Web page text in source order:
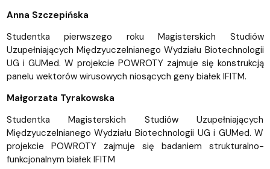
Anna Szczepińska
Studentka pierwszego roku Magisterskich Studiów
Uzupełniających Międzyuczelnianego Wydziału Biotechnologii
UG i GUMed. W projekcie POWROTY zajmuje się konstrukcją
panelu wektorów wirusowych niosących geny białek IFITM.
Małgorzata Tyrakowska
Studentka Magisterskich Studiów Uzupełniających
Międzyuczelnianego Wydziału Biotechnologii UG i GUMed. W
projekcie POWROTY zajmuje się badaniem strukturalno-
funkcjonalnym białek IFITM